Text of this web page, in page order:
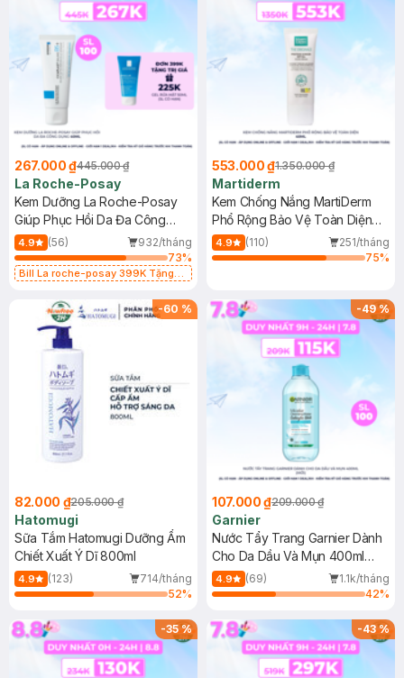
267.000 ₫445.000 ₫
La Roche-Posay
Kem Dưỡng La Roche-Posay
Giúp Phục Hồi Da Đa Công
Dụng 40ml
4.9 (56)
932/tháng
73%
Bill La roche-posay 399K Tặng
(SL có hạn)
553.000 ₫1.350.000 ₫
Martiderm
Kem Chống Nắng MartiDerm
Phổ Rộng Bảo Vệ Toàn Diện
40ml
4.9 (110)
251/tháng
75%
-60 %
82.000 ₫205.000 ₫
Hatomugi
Sữa Tắm Hatomugi Dưỡng Ẩm
Chiết Xuất Ý Dĩ 800ml
4.9 (123)
714/tháng
52%
-49%
107.000 ₫209.000 ₫
Garnier
Nước Tẩy Trang Garnier Dành
Cho Da Dầu Và Mụn 400ml
(Mới)
4.9 (69)
1.1k/tháng
42%
-35% -43%